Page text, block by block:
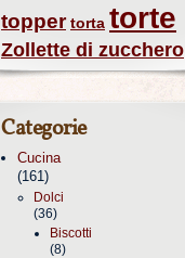
topper torta torte
Zollette di zucchero
Categorie
Cucina
(161)
Dolci
(36)
Biscotti
(8)